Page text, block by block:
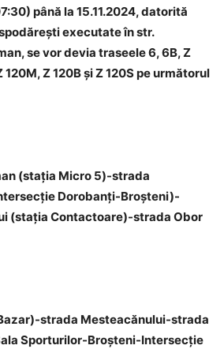
până la 15.11.2024, datorită
executate în str.
se vor devia traseele 6, 6B, Z
120M, Z 120B și Z 120S pe următorul
(stația Micro 5)-strada
Dorobanți-Broșteni)-
(stația Contactoare)-strada Obor
strada Mesteacănului-strada
Sporturilor-Broșteni-Intersecție